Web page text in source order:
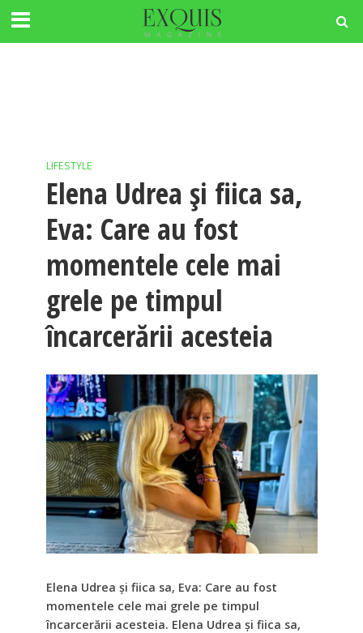
LIFESTYLE
Elena Udrea și fiica sa,
Eva: Care au fost
momentele cele mai
grele pe timpul
încarcerării acesteia
Elena Udrea și fiica sa, Eva: Care au fost
momentele cele mai grele pe timpul
încarcerării acesteia. Elena Udrea și fiica sa,